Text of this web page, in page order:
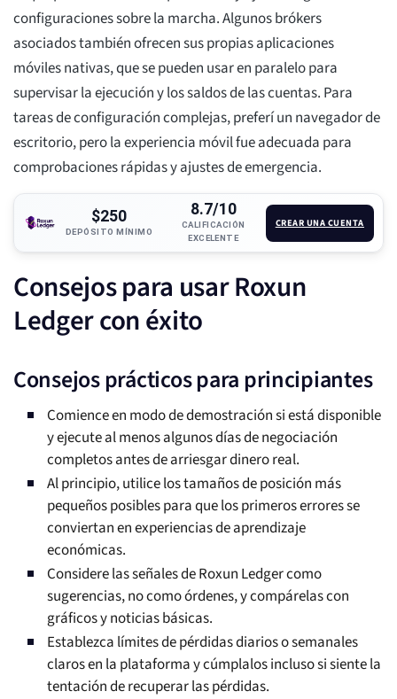
configuraciones sobre la marcha. Algunos brókers
asociados también ofrecen sus propias aplicaciones
móviles nativas, que se pueden usar en paralelo para
supervisar la ejecución y los saldos de las cuentas. Para
tareas de configuración complejas, preferí un navegador de
escritorio, pero la experiencia móvil fue adecuada para
comprobaciones rápidas y ajustes de emergencia.
$250
DEPÓSITO MÍNIMO
8.7/10
CALIFICACIÓN
EXCELENTE
CREAR UNA CUENTA
Consejos para usar Roxun
Ledger con éxito
Consejos prácticos para principiantes
Comience en modo de demostración si está disponible
y ejecute al menos algunos días de negociación
completos antes de arriesgar dinero real.
Al principio, utilice los tamaños de posición más
pequeños posibles para que los primeros errores se
conviertan en experiencias de aprendizaje
económicas.
Considere las señales de Roxun Ledger como
sugerencias, no como órdenes, y compárelas con
gráficos y noticias básicas.
Establezca límites de pérdidas diarios o semanales
claros en la plataforma y cúmplalos incluso si siente la
tentación de recuperar las pérdidas.